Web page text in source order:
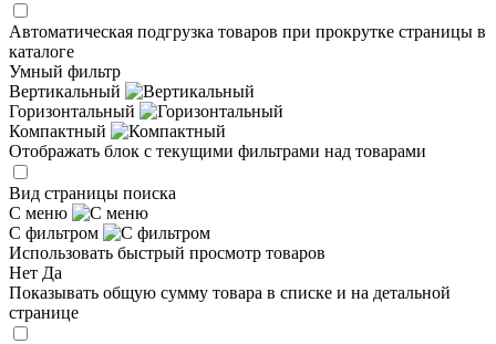
Автоматическая подгрузка товаров при прокрутке страницы в
каталоге
Умный фильтр
Вертикальный
Горизонтальный
Компактный
Отображать блок с текущими фильтрами над товарами
Вид страницы поиска
С меню
С фильтром
Использовать быстрый просмотр товаров
Нет Да
Показывать общую сумму товара в списке и на детальной
странице